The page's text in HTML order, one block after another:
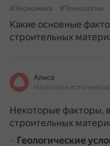
#Экономика
#Технологии
Какие основные
строительных
Алиса
Некоторые факторы,
строительных
Геологические